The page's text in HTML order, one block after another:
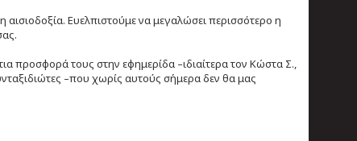
Ευελπιστούμε να μεγαλώσει περισσότερο η
προσφορά τους στην εφημερίδα –ιδιαίτερα τον Κώστα Σ.,
–που χωρίς αυτούς σήμερα δεν θα μας